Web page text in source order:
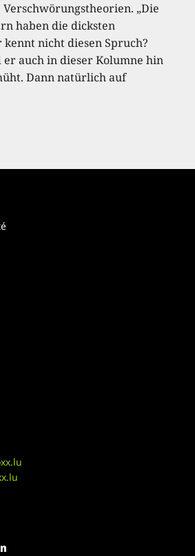
Verschwörungstheorien. „Die
haben die dicksten
nicht diesen Spruch?
auch in dieser Kolumne hin
Dann natürlich auf